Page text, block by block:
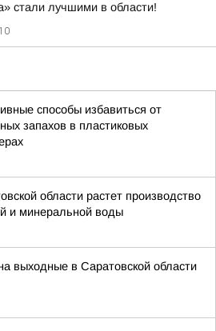
стали лучшими в области!
способы избавиться от
запахов в пластиковых
области растет производство
и минеральной воды
выходные в Саратовской области